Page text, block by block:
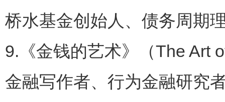
桥水基金创始人、债务周期
9.《金钱的艺术》（The Art
金融写作者、行为金融研究